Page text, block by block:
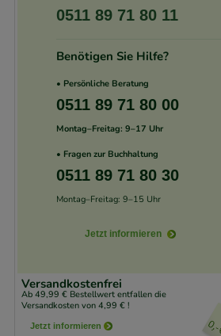
0511 89 71 80 11
Benötigen Sie Hilfe?
• Persönliche Beratung
0511 89 71 80 00
Montag–Freitag: 9–17 Uhr
• Fragen zur Buchhaltung
0511 89 71 80 30
Montag–Freitag: 9–15 Uhr
Jetzt informieren
Versandkostenfrei
Ab 49,99 € Bestellwert entfallen die
Versandkosten von 4,99 € !
Jetzt informieren